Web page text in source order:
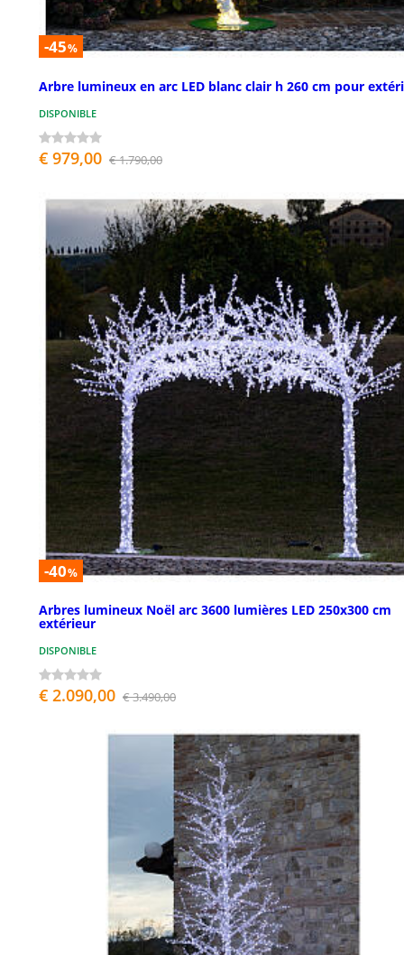
-45%
Arbre lumineux en arc LED blanc clair h 260 cm pour
DISPONIBLE
€ 979,00 € 1.790,00
-40%
Arbres lumineux Noël arc 3600 lumières LED 250x300 cm
extérieur
DISPONIBLE
€ 2.090,00 € 3.490,00